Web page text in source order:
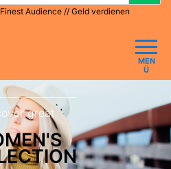
Finest Audience // Geld verdienen
MEN
Ü
great